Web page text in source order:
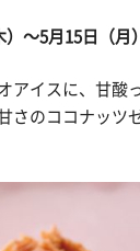
～5月15日（月）
アイスに、甘酸
さのココナッツ